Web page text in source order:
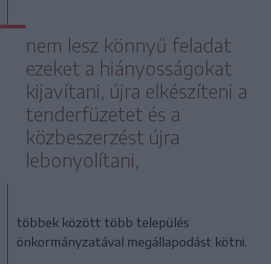
nem lesz könnyű feladat
ezeket a hiányosságokat
kijavítani, újra elkészíteni a
tenderfüzetet és a
közbeszerzést újra
lebonyolítani,
többek között több település
önkormányzatával megállapodást kötni.